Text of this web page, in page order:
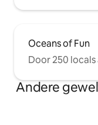
gebruiken om weer
Oceans of Fun
Door 250
Andere